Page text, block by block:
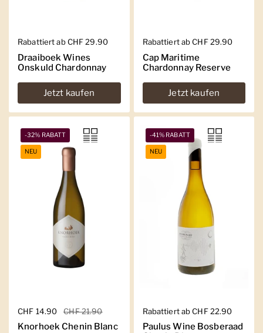
Regulärer Preis
Rabattiert ab CHF 29.90
Draaiboek Wines
Onskuld Chardonnay
Jetzt kaufen
Regulärer Preis
Rabattiert ab CHF 29.90
Cap Maritime
Chardonnay Reserve
Jetzt kaufen
Regulärer Preis
CHF 14.90 Sale-Preis
CHF 21.90
Knorhoek Chenin Blanc
-32% RABATT
NEU
Regulärer Preis
Rabattiert ab CHF 22.90
Paulus Wine Bosberaad
-41% RABATT
NEU